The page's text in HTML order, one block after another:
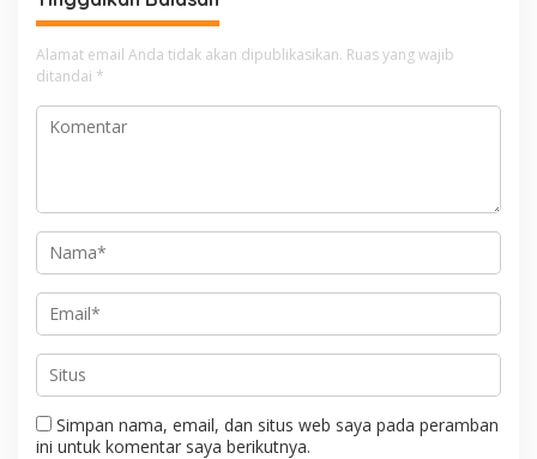
Alamat email Anda tidak akan dipublikasikan. Ruas yang wajib
ditandai *
Simpan nama, email, dan situs web saya pada peramban
ini untuk komentar saya berikutnya.